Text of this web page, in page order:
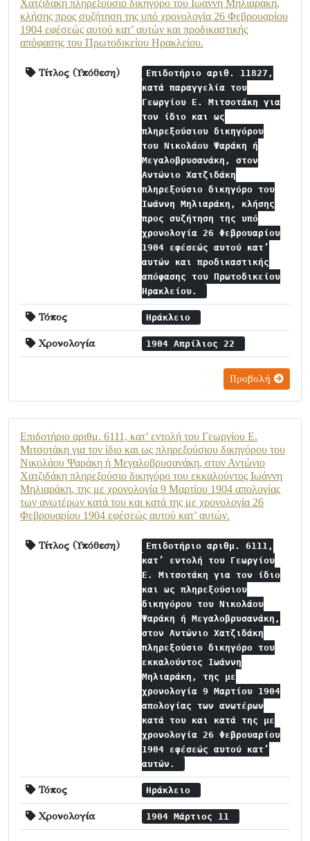
Χατζιδάκη πληρεξούσιο δικηγόρο του Ιωάννη Μηλιαράκη,
κλήσης προς συζήτηση της υπό χρονολογία 26 Φεβρουαρίου
1904 εφέσεώς αυτού κατ’ αυτών και προδικαστικής
απόφασης του Πρωτοδικείου Ηρακλείου.
Τίτλος (Υπόθεση)
Επιδοτήριο αριθ. 11827,
κατά παραγγελία του
Γεωργίου Ε. Μιτσοτάκη για
τον ίδιο και ως
πληρεξούσιου δικηγόρου
του Νικολάου Ψαράκη ή
Μεγαλοβρυσανάκη, στον
Αντώνιο Χατζιδάκη
πληρεξούσιο δικηγόρο του
Ιωάννη Μηλιαράκη, κλήσης
προς συζήτηση της υπό
χρονολογία 26 Φεβρουαρίου
1904 εφέσεώς αυτού κατ’
αυτών και προδικαστικής
απόφασης του Πρωτοδικείου
Ηρακλείου.
Τόπος Ηράκλειο
Χρονολογία 1904 Απρίλιος 22
Προβολή
Επιδοτήριο αριθμ. 6111, κατ’ εντολή του Γεωργίου Ε.
Μιτσοτάκη για τον ίδιο και ως πληρεξούσιου δικηγόρου του
Νικολάου Ψαράκη ή Μεγαλοβρυσανάκη, στον Αντώνιο
Χατζιδάκη πληρεξούσιο δικηγόρο του εκκαλούντος Ιωάννη
Μηλιαράκη, της με χρονολογία 9 Μαρτίου 1904 απολογίας
των ανωτέρων κατά του και κατά της με χρονολογία 26
Φεβρουαρίου 1904 εφέσεώς αυτού κατ’ αυτών.
Τίτλος (Υπόθεση)
Επιδοτήριο αριθμ. 6111,
κατ’ εντολή του Γεωργίου
Ε. Μιτσοτάκη για τον ίδιο
και ως πληρεξούσιου
δικηγόρου του Νικολάου
Ψαράκη ή Μεγαλοβρυσανάκη,
στον Αντώνιο Χατζιδάκη
πληρεξούσιο δικηγόρο του
εκκαλούντος Ιωάννη
Μηλιαράκη, της με
χρονολογία 9 Μαρτίου 1904
απολογίας των ανωτέρων
κατά του και κατά της με
χρονολογία 26 Φεβρουαρίου
1904 εφέσεώς αυτού κατ’
αυτών.
Τόπος Ηράκλειο
Χρονολογία 1904 Μάρτιος 11